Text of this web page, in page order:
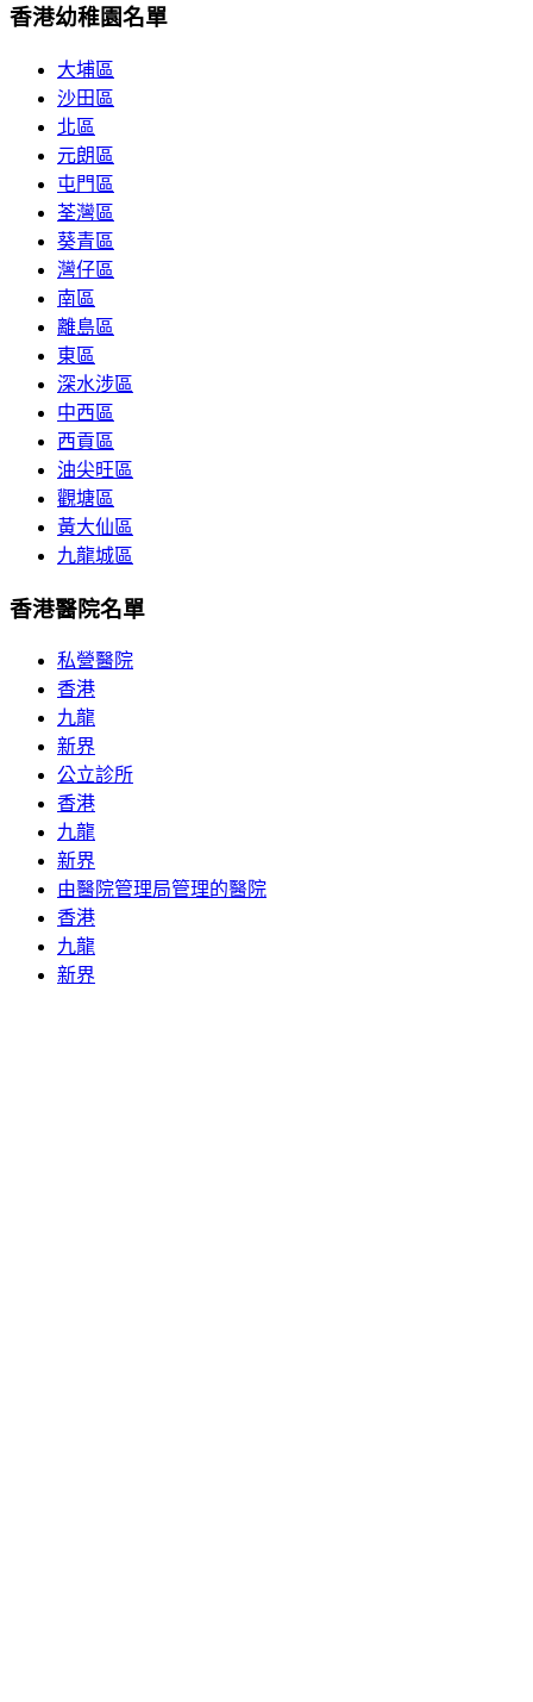
香港幼稚園名單
大埔區
沙田區
北區
元朗區
屯門區
荃灣區
葵青區
灣仔區
南區
離島區
東區
深水涉區
中西區
西貢區
油尖旺區
觀塘區
黃大仙區
九龍城區
香港醫院名單
私營醫院
香港
九龍
新界
公立診所
香港
九龍
新界
由醫院管理局管理的醫院
香港
九龍
新界